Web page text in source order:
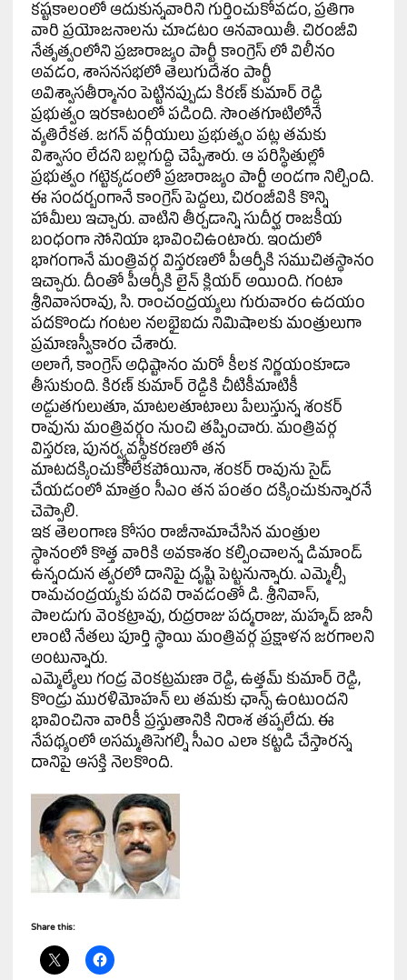
కష్టకాలంలో ఆదుకున్నవారిని గుర్తించుకోవడం, ప్రతిగా
వారి ప్రయోజనాలను చూడటం ఆనవాయితీ. చిరంజీవి
నేతృత్వంలోని ప్రజారాజ్యం పార్టీ కాంగ్రెస్ లో విలీనం
అవడం, శాసనసభలో తెలుగుదేశం పార్టీ
అవిశ్వాసతీర్మానం పెట్టినప్పుడు కిరణ్ కుమార్ రెడ్డి
ప్రభుత్వం ఇరకాటంలో పడింది. సొంతగూటిలోనే
వ్యతిరేకత. జగన్ వర్గీయులు ప్రభుత్వం పట్ల తమకు
విశ్వాసం లేదని బల్లగుద్ది చెప్పేశారు. ఆ పరిస్థితుల్లో
ప్రభుత్వం గట్టెక్కడంలో ప్రజారాజ్యం పార్టీ అండగా నిల్చింది.
ఈ సందర్బంగానే కాంగ్రెస్ పెద్దలు, చిరంజీవికి కొన్ని
హామీలు ఇచ్చారు. వాటిని తీర్చడాన్ని సుదీర్ఘ రాజకీయ
బంధంగా సోనియా భావించిఉంటారు. ఇందులో
భాగంగానే మంత్రివర్గ విస్తరణలో పీఆర్పీకి సముచితస్థానం
ఇచ్చారు. దీంతో పీఆర్పీకి లైన్ క్లియర్ అయింది. గంటా
శ్రీనివాసరావు, సి. రాంచంద్రయ్యలు గురువారం ఉదయం
పదకొండు గంటల నలభైఐదు నిమిషాలకు మంత్రులుగా
ప్రమాణస్వీకారం చేశారు.
అలాగే, కాంగ్రెస్ అధిష్టానం మరో కీలక నిర్ణయంకూడా
తీసుకుంది. కిరణ్ కుమార్ రెడ్డికి చీటికీమాటికీ
అడ్డుతగులుతూ, మాటలతూటాలు పేలుస్తున్న శంకర్
రావును మంత్రివర్గం నుంచి తప్పించారు. మంత్రివర్గ
విస్తరణ, పునర్వ్యవస్థీకరణలో తన
మాటదక్కించుకోలేకపోయినా, శంకర్ రావును సైడ్
చేయడంలో మాత్రం సీఎం తన పంతం దక్కించుకున్నారనే
చెప్పాలి.
ఇక తెలంగాణ కోసం రాజీనామాచేసిన మంత్రుల
స్థానంలో కొత్త వారికి అవకాశం కల్పించాలన్న డిమాండ్‌
ఉన్నందున త్వరలో దానిపై దృష్టి పెట్టనున్నారు. ఎమ్మెల్సీ
రామచంద్రయ్యకు పదవి రావడంతో డి. శ్రీనివాస్,
పాలడుగు వెంకట్రావు, రుద్రరాజు పద్మరాజు, మహ్మద్ జానీ
లాంటి నేతలు పూర్తి స్థాయి మంత్రివర్గ ప్రక్షాళన జరగాలని
అంటున్నారు.
ఎమ్మెల్యేలు గండ్ర వెంకట్రమణా రెడ్డి, ఉత్తమ్ కుమార్ రెడ్డి,
కొండ్రు మురళిమోహన్ లు తమకు ఛాన్స్ ఉంటుందని
భావించినా వారికీ ప్రస్తుతానికి నిరాశ తప్పలేదు. ఈ
నేపథ్యంలో అసమ్మతిసెగల్ని సీఎం ఎలా కట్టడి చేస్తారన్న
దానిపై ఆసక్తి నెలకొంది.
Share this: